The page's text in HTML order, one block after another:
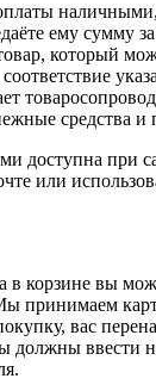
ему сумму
который
средства и
доступна при
или
в корзине вы
принимаем
вас
должны ввести